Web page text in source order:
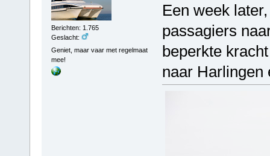
Berichten: 1.765
Geslacht:
Geniet, maar vaar met regelmaat
mee!
Een week
passagiers
beperkte
naar Harlingen